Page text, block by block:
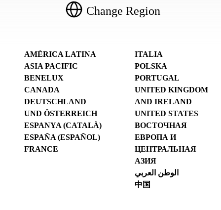
Change Region
AMÉRICA LATINA
ASIA PACIFIC
BENELUX
CANADA
DEUTSCHLAND
UND ÖSTERREICH
ESPANYA (CATALÀ)
ESPAÑA (ESPAÑOL)
FRANCE
ITALIA
POLSKA
PORTUGAL
UNITED KINGDOM
AND IRELAND
UNITED STATES
ВОСТОЧНАЯ
ЕВРОПА И
ЦЕНТРАЛЬНАЯ
АЗИЯ
الوطن العربي
中国